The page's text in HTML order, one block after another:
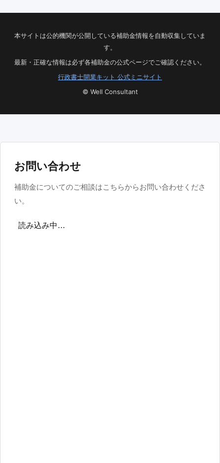
本サイトは公的機関が公開している補助金情報を自動収集していま
す。
最新・正確な情報は必ず各補助金の公式ページでご確認ください。
行政書士開業キット 公式ミニサイト
© Well Consultant
お問い合わせ
補助金についてのご相談はこちらからお問い合わせくださ
い。